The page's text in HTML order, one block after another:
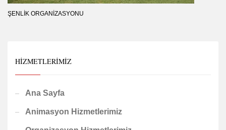
ŞENLIK ORGANIZASYONU
HIZMETLERIMIZ
Ana Sayfa
Animasyon Hizmetlerimiz